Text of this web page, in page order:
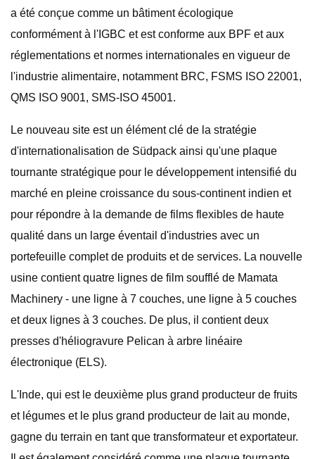
a été conçue comme un bâtiment écologique
conformément à l'IGBC et est conforme aux BPF et aux
réglementations et normes internationales en vigueur de
l'industrie alimentaire, notamment BRC, FSMS ISO 22001,
QMS ISO 9001, SMS-ISO 45001.
Le nouveau site est un élément clé de la stratégie
d'internationalisation de Südpack ainsi qu'une plaque
tournante stratégique pour le développement intensifié du
marché en pleine croissance du sous-continent indien et
pour répondre à la demande de films flexibles de haute
qualité dans un large éventail d'industries avec un
portefeuille complet de produits et de services. La nouvelle
usine contient quatre lignes de film soufflé de Mamata
Machinery - une ligne à 7 couches, une ligne à 5 couches
et deux lignes à 3 couches. De plus, il contient deux
presses d'héliogravure Pelican à arbre linéaire
électronique (ELS).
L'Inde, qui est le deuxième plus grand producteur de fruits
et légumes et le plus grand producteur de lait au monde,
gagne du terrain en tant que transformateur et exportateur.